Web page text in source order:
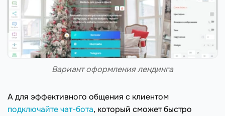
Вариант оформления лендинга
А для эффективного общения с клиентом
подключайте чат-бота, который сможет быстро